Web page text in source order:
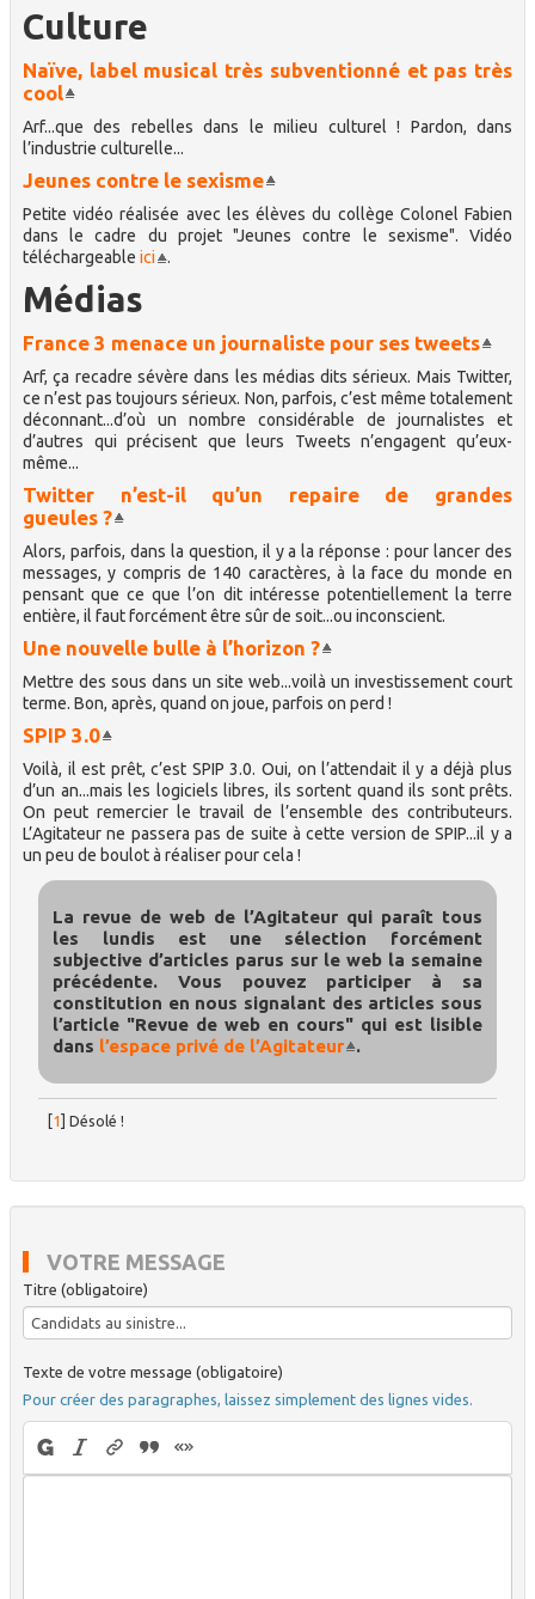
Culture
Naïve, label musical très subventionné et pas très
cool
Arf...que des rebelles dans le milieu culturel ! Pardon, dans
l’industrie culturelle...
Jeunes contre le sexisme
Petite vidéo réalisée avec les élèves du collège Colonel Fabien
dans le cadre du projet "Jeunes contre le sexisme". Vidéo
téléchargeable ici .
Médias
France 3 menace un journaliste pour ses tweets
Arf, ça recadre sévère dans les médias dits sérieux. Mais Twitter,
ce n’est pas toujours sérieux. Non, parfois, c’est même totalement
déconnant...d’où un nombre considérable de journalistes et
d’autres qui précisent que leurs Tweets n’engagent qu’eux-
même...
Twitter n’est-il qu’un repaire de grandes
gueules ?
Alors, parfois, dans la question, il y a la réponse : pour lancer des
messages, y compris de 140 caractères, à la face du monde en
pensant que ce que l’on dit intéresse potentiellement la terre
entière, il faut forcément être sûr de soit...ou inconscient.
Une nouvelle bulle à l’horizon ?
Mettre des sous dans un site web...voilà un investissement court
terme. Bon, après, quand on joue, parfois on perd !
SPIP 3.0
Voilà, il est prêt, c’est SPIP 3.0. Oui, on l’attendait il y a déjà plus
d’un an...mais les logiciels libres, ils sortent quand ils sont prêts.
On peut remercier le travail de l’ensemble des contributeurs.
L’Agitateur ne passera pas de suite à cette version de SPIP...il y a
un peu de boulot à réaliser pour cela !
La revue de web de l’Agitateur qui paraît tous
les lundis est une sélection forcément
subjective d’articles parus sur le web la semaine
précédente. Vous pouvez participer à sa
constitution en nous signalant des articles sous
l’article "Revue de web en cours" qui est lisible
dans l’espace privé de l’Agitateur .
1 ]Désolé !
VOTRE MESSAGE
Titre (obligatoire)
Texte de votre message (obligatoire)
Pour créer des paragraphes, laissez simplement des lignes vides.